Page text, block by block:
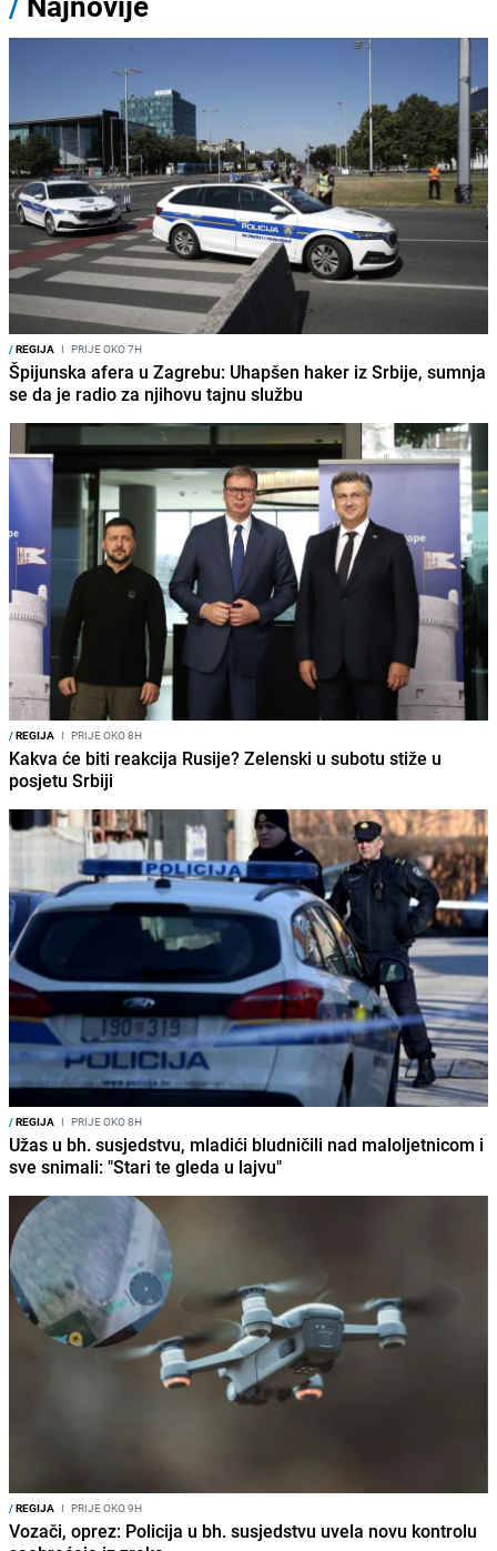
/REGIJA I PRIJE OKO 7H
Špijunska afera u Zagrebu: Uhapšen haker iz Srbije, sumnja
se da je radio za njihovu tajnu službu
/REGIJA I PRIJE OKO 8H
Kakva će biti reakcija Rusije? Zelenski u subotu stiže u
posjetu Srbiji
/REGIJA I PRIJE OKO 8H
Užas u bh. susjedstvu, mladići bludničili nad maloljetnicom i
sve snimali: "Stari te gleda u lajvu"
/REGIJA I PRIJE OKO 9H
Vozači, oprez: Policija u bh. susjedstvu uvela novu kontrolu